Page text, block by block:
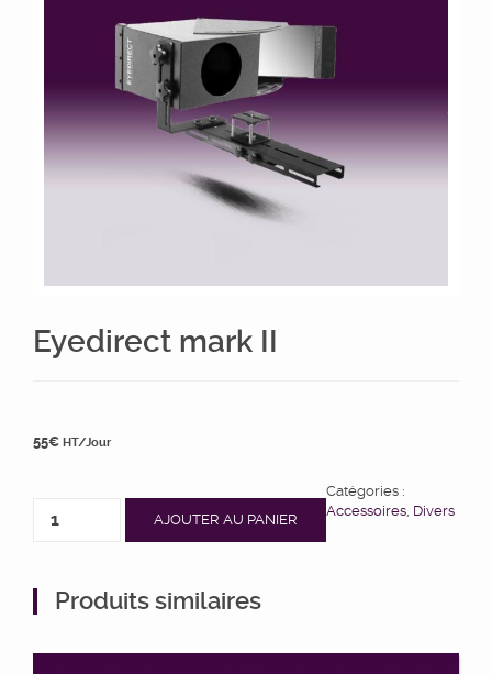
Eyedirect mark II
55€ HT/Jour
AJOUTER AU PANIER
Catégories :
Accessoires Divers
Produits similaires